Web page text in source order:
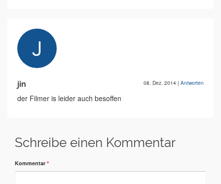
jin 08. Dez. 2014 | Antworten
der Filmer is leider auch besoffen
Schreibe einen Kommentar
Kommentar *